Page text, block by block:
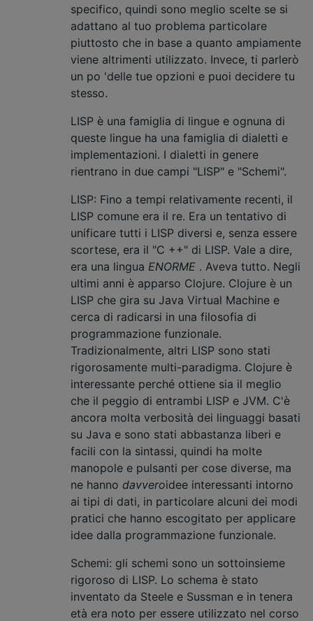
specifico, quindi sono meglio scelte se si
adattano al tuo problema particolare
piuttosto che in base a quanto ampiamente
viene altrimenti utilizzato. Invece, ti parlerò
un po 'delle tue opzioni e puoi decidere tu
stesso.
LISP è una famiglia di lingue e ognuna di
queste lingue ha una famiglia di dialetti e
implementazioni. I dialetti in genere
rientrano in due campi "LISP" e "Schemi".
LISP: Fino a tempi relativamente recenti, il
LISP comune era il re. Era un tentativo di
unificare tutti i LISP diversi e, senza essere
scortese, era il "C ++" di LISP. Vale a dire,
era una lingua ENORME . Aveva tutto. Negli
ultimi anni è apparso Clojure. Clojure è un
LISP che gira su Java Virtual Machine e
cerca di radicarsi in una filosofia di
programmazione funzionale.
Tradizionalmente, altri LISP sono stati
rigorosamente multi-paradigma. Clojure è
interessante perché ottiene sia il meglio
che il peggio di entrambi LISP e JVM. C'è
ancora molta verbosità dei linguaggi basati
su Java e sono stati abbastanza liberi e
facili con la sintassi, quindi ha molte
manopole e pulsanti per cose diverse, ma
ne hanno davveroidee interessanti intorno
ai tipi di dati, in particolare alcuni dei modi
pratici che hanno escogitato per applicare
idee dalla programmazione funzionale.
Schemi: gli schemi sono un sottoinsieme
rigoroso di LISP. Lo schema è stato
inventato da Steele e Sussman e in tenera
età era noto per essere utilizzato nel corso